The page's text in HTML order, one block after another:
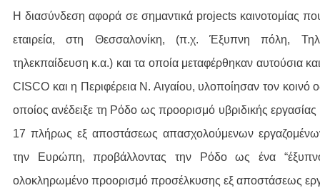
Η διασύνδεση αφορά σε σημαντικά projects καινοτομίας
εταιρεία, στη Θεσσαλονίκη, (π.χ. Έξυπνη πόλη,
τηλεκπαίδευση κ.α.) και τα οποία μεταφέρθηκαν αυτούσια
CISCO και η Περιφέρεια Ν. Αιγαίου, υλοποίησαν τον κοινό
οποίος ανέδειξε τη Ρόδο ως προορισμό υβριδικής εργασίας
17 πλήρως εξ αποστάσεως απασχολούμενων
την Ευρώπη, προβάλλοντας την Ρόδο ως ένα
ολοκληρωμένο προορισμό προσέλκυσης εξ αποστάσεως